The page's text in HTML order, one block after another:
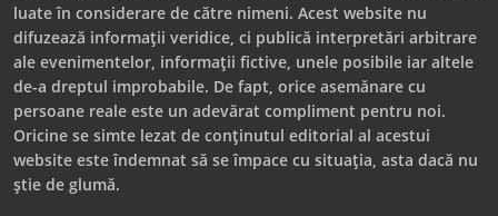
luate în considerare de către nimeni. Acest website nu
difuzează informații veridice, ci publică interpretări arbitrare
ale evenimentelor, informații fictive, unele posibile iar altele
de-a dreptul improbabile. De fapt, orice asemănare cu
persoane reale este un adevărat compliment pentru noi.
Oricine se simte lezat de conținutul editorial al acestui
website este îndemnat să se împace cu situația, asta dacă nu
știe de glumă.